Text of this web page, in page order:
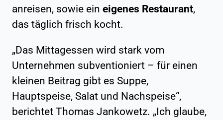
anreisen, sowie ein eigenes Restaurant,
das täglich frisch kocht.
„Das Mittagessen wird stark vom
Unternehmen subventioniert – für einen
kleinen Beitrag gibt es Suppe,
Hauptspeise, Salat und Nachspeise“,
berichtet Thomas Jankowetz. „Ich glaube,